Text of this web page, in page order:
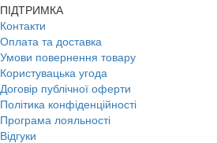
ПІДТРИМКА
Контакти
Оплата та доставка
Умови повернення товару
Користувацька угода
Договір публічної оферти
Політика конфіденційності
Програма лояльності
Відгуки